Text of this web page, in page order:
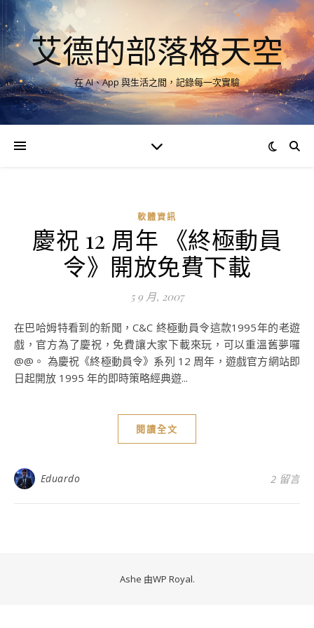
艾德的部落格天空
在 AI、App 與生活之間，記錄每一次實驗
軟體資訊
慶祝 12 周年 《終極動員
令》開放免費下載
5 9 月, 2007
在巴哈姆特看到的新聞，C&C 終極動員令這款1995年的老遊
戲，官方為了慶祝，免費讓大家下載來玩，可以重溫舊夢囉
@@。 為慶祝《終極動員令》系列 12 周年，遊戲官方網站即
日起開放 1995 年的即時策略經典遊...
閱讀全文
Eduardo 2 留言
Ashe 由WP Royal.